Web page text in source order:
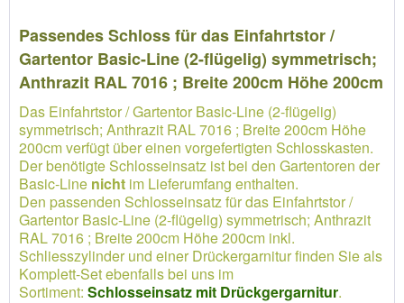
Passendes Schloss für das Einfahrtstor /
Gartentor Basic-Line (2-flügelig) symmetrisch;
Anthrazit RAL 7016 ; Breite 200cm Höhe 200cm
Das Einfahrtstor / Gartentor Basic-Line (2-flügelig)
symmetrisch; Anthrazit RAL 7016 ; Breite 200cm Höhe
200cm verfügt über einen vorgefertigten Schlosskasten.
Der benötigte Schlosseinsatz ist bei den Gartentoren der
Basic-Line nicht im Lieferumfang enthalten.
Den passenden Schlosseinsatz für das Einfahrtstor /
Gartentor Basic-Line (2-flügelig) symmetrisch; Anthrazit
RAL 7016 ; Breite 200cm Höhe 200cm inkl.
Schliesszylinder und einer Drückergarnitur finden Sie als
Komplett-Set ebenfalls bei uns im
Sortiment: Schlosseinsatz mit Drückgergarnitur.